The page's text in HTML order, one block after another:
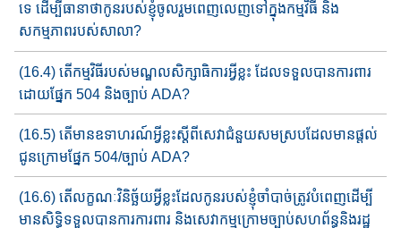
ទេ​ ដើម្បីធានាថា​កូនរបស់ខ្ញុំ​ចូលរួម​ពេញលេញ​ទៅក្នុង​កម្មវិធី និង​
សកម្មភាពរបស់សាលា​?
(16.4) តើ​កម្មវិធី​​របស់​មណ្ឌលសិក្សាធិការអ្វីខ្លះ​ ដែល​ទទួលបាន​ការពារ​
ដោយ​ផ្នែក 504 និង​ច្បាប់ ADA?
(16.5) តើមាន​​ឧទាហរណ៍​អ្វីខ្លះ​​ស្តីពី​សេវាជំនួយ​សមស្រប​​ដែលមានផ្តល់​
ជូន​ក្រោមផ្នែក​ 504/ច្បាប់​ ADA?
(16.6) តើលក្ខណៈវិនិច្ឆ័យ​អ្វីខ្លះ​ដែល​កូនរបស់ខ្ញុំ​ចាំបាច់ត្រូវបំពេញ​ដើម្បី​
មាន​​សិទ្ធិទទួលបានការ​ការពារ​ និង​សេវាកម្ម​ក្រោមច្បាប់​សហព័ន្ធ​និង​រដ្ឋ​​